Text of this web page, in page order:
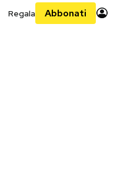
Regala Abbonati